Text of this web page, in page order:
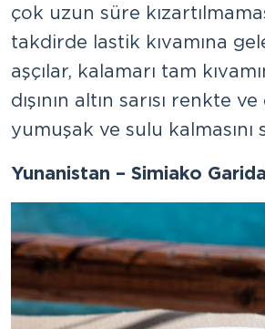
çok uzun süre
takdirde lastik kıvamına
aşçılar, kalamarı tam
dışının altın sarısı renkte
yumuşak ve sulu kalmasını
Yunanistan – Simiako